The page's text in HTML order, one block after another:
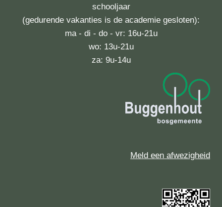
schooljaar
(gedurende vakanties is de academie gesloten):
ma - di - do - vr: 16u-21u
wo: 13u-21u
za: 9u-14u
Meld een afwezigheid